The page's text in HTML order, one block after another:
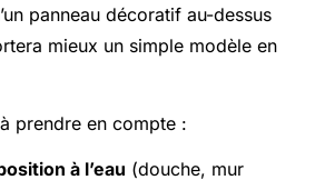
panneau décoratif au-dessus
mieux un simple modèle en
prendre en compte :
à l’eau (douche, mur